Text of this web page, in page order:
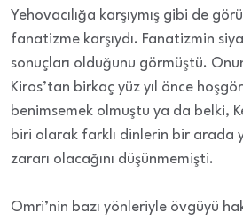
Yehovacılığa karşıymış gibi de
fanatizme karşıydı. Fanatizmin
sonuçları olduğunu görmüştü.
Kiros’tan birkaç yüz yıl önce
benimsemek olmuştu ya da belki,
biri olarak farklı dinlerin bir arada
zararı olacağını düşünmemişti.
Omri’nin bazı yönleriyle övgüyü